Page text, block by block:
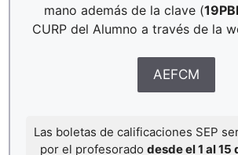
mano además de la clave (
CURP del Alumno a través de la
AEFCM
Las boletas de calificaciones SEP
por el profesorado desde el 1 al 15